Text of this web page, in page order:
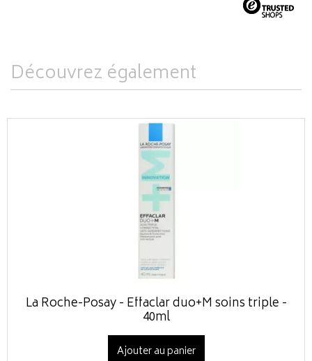
Découvrez également
La Roche-Posay - Effaclar duo+M soins triple -
40ml
Ajouter au panier